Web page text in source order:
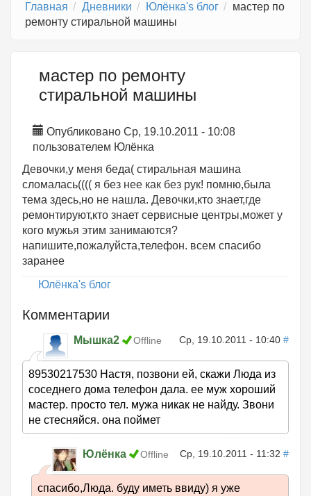
Главная Дневники Юлёнка's блог
мастер по
ремонту стиральной машины
мастер по ремонту
стиральной машины
Опубликовано Ср, 19.10.2011 - 10:08
пользователем Юлёнка
Девочки,у меня беда( стиральная машина
сломалась(((( я без нее как без рук! помню,была
тема здесь,но не нашла. Девочки,кто знает,где
ремонтируют,кто знает сервисные центры,может у
кого мужья этим занимаются?
напишите,пожалуйста,телефон. всем спасибо
заранее
Юлёнка's блог
Комментарии
Мышка2 Offline Ср, 19.10.2011 - 10:40 #
89530217530 Настя, позвони ей, скажи Люда из
соседнего дома телефон дала. ее муж хороший
мастер. просто тел. мужа никак не найду. Звони
не стесняйся. она поймет
Юлёнка Offline Ср, 19.10.2011 - 11:32 #
спасибо,Люда. буду иметь ввиду) я уже